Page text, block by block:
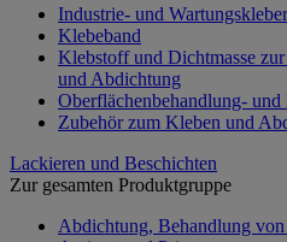
Industrie- und Wartungskleber
Klebeband
Klebstoff und Dichtmasse
und Abdichtung
Oberflächenbehandlung- und
Zubehör zum Kleben und
Lackieren und Beschichten
Zur gesamten Produktgruppe
Abdichtung, Behandlung von